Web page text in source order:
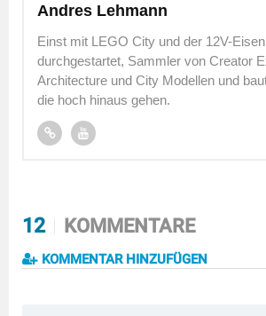
Andres Lehmann
Einst mit LEGO City und der 12V-
durchgestartet, Sammler von Creator
Architecture und City Modellen und
die hoch hinaus gehen.
12 KOMMENTARE
KOMMENTAR HINZUFÜGEN